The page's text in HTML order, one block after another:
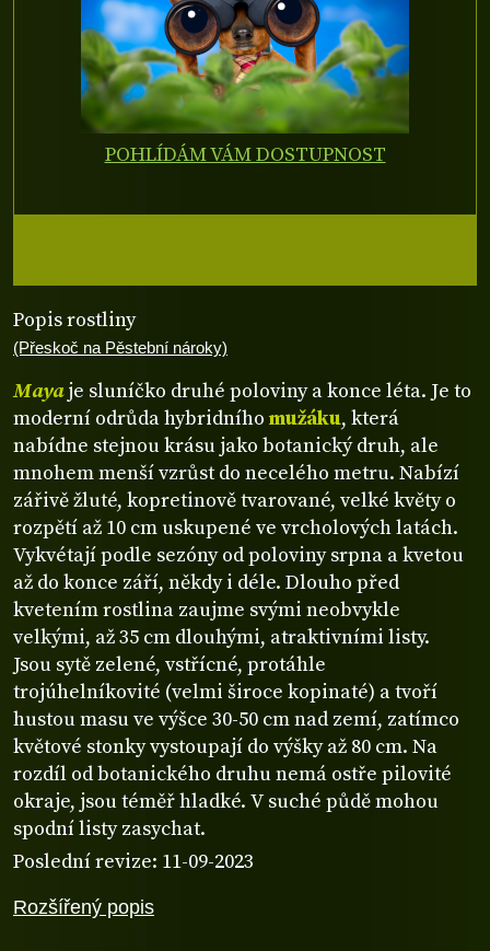
Rozšířený popis
Popis rostliny
(Přeskoč na Pěstební nároky)
Mayaje sluníčko druhé poloviny a konce léta. Je to
moderní odrůda hybridního mužáku, která
nabídne stejnou krásu jako botanický druh, ale
mnohem menší vzrůst do necelého metru. Nabízí
zářivě žluté, kopretinově tvarované, velké květy o
rozpětí až 10 cm uskupené ve vrcholových latách.
Vykvétají podle sezóny od poloviny srpna a kvetou
až do konce září, někdy i déle. Dlouho před
kvetením rostlina zaujme svými neobvykle
velkými, až 35 cm dlouhými, atraktivními listy.
Jsou sytě zelené, vstřícné, protáhle
trojúhelníkovité (velmi široce kopinaté) a tvoří
hustou masu ve výšce 30-50 cm nad zemí, zatímco
květové stonky vystoupají do výšky až 80 cm. Na
rozdíl od botanického druhu nemá ostře pilovité
okraje, jsou téměř hladké. V suché půdě mohou
spodní listy zasychat.
Poslední revize: 11-09-2023
POHLÍDÁM VÁM DOSTUPNOST